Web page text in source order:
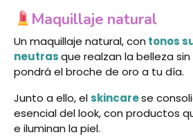
Maquillaje natural
Un maquillaje natural, con tonos
neutrasque realzan la belleza
pondrá el broche de oro a tu día.
Junto a ello, el skincarese
esencial del look, con productos
e iluminan la piel.